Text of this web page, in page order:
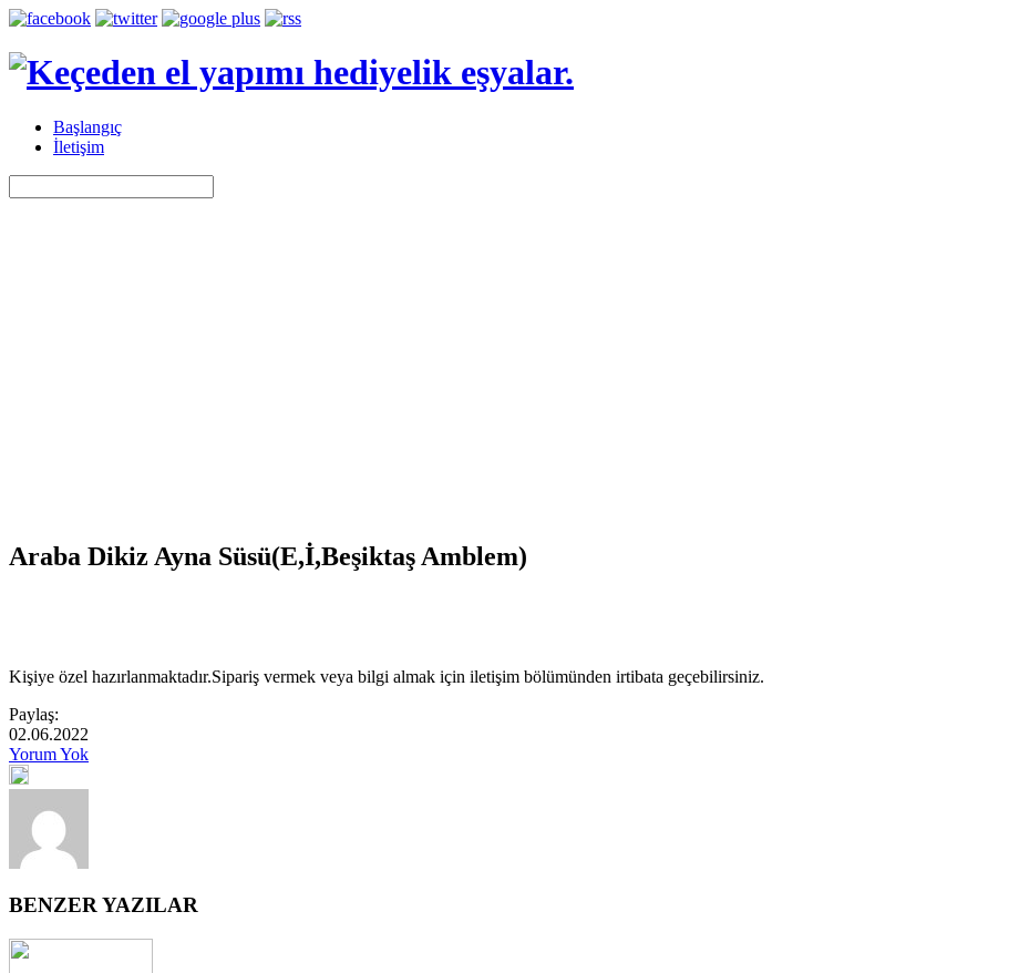
Başlangıç
İletişim
Araba Dikiz Ayna Süsü(E,İ,Beşiktaş Amblem)
Kişiye özel hazırlanmaktadır.Sipariş vermek veya bilgi almak için iletişim bölümünden irtibata geçebilirsiniz.
Paylaş:
02.06.2022
Yorum Yok
BENZER YAZILAR